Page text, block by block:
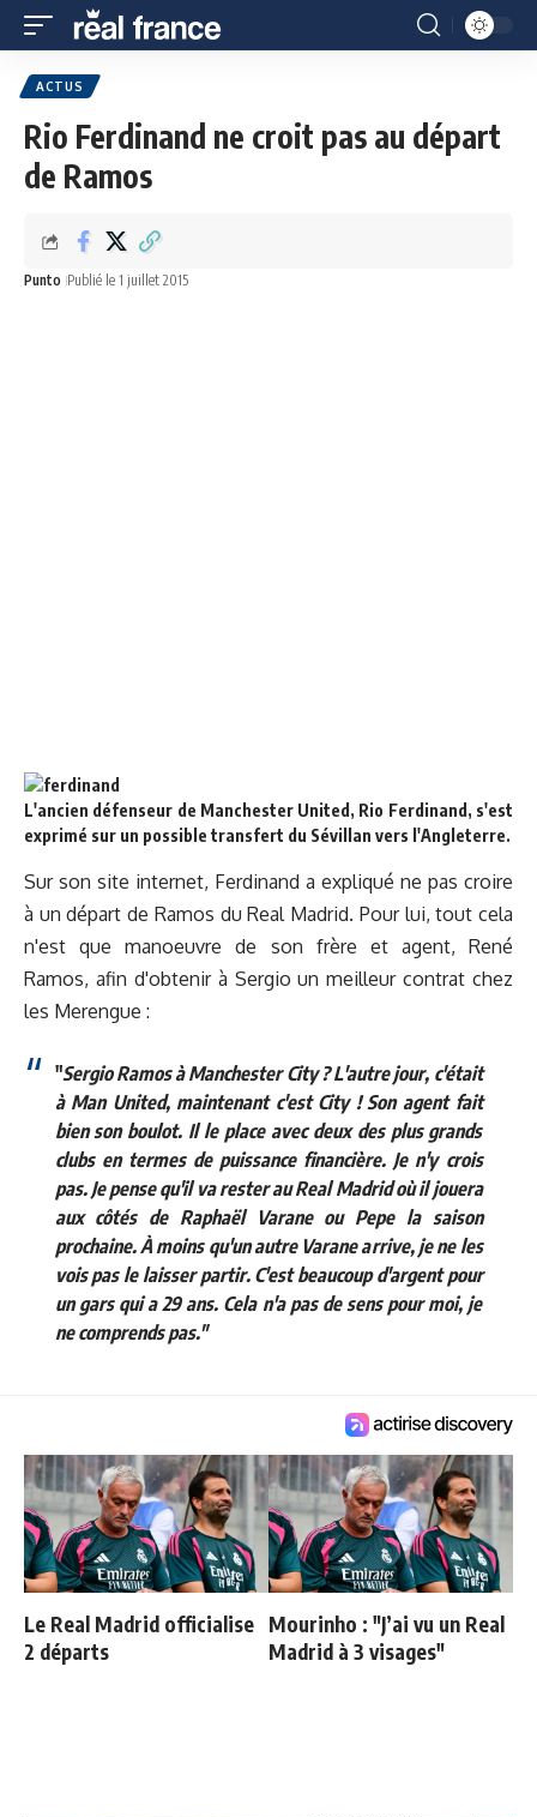
ACTUS
Rio Ferdinand ne croit pas au départ
de Ramos
Punto Publié le 1 juillet 2015
L'ancien défenseur de Manchester United, Rio Ferdinand, s'est
exprimé sur un possible transfert du Sévillan vers l'Angleterre.
Sur son site internet, Ferdinand a expliqué ne pas croire
à un départ de Ramos du Real Madrid. Pour lui, tout cela
n'est que manoeuvre de son frère et agent, René
Ramos, afin d'obtenir à Sergio un meilleur contrat chez
les Merengue :
"Sergio Ramos à Manchester City ? L'autre jour, c'était
à Man United, maintenant c'est City ! Son agent fait
bien son boulot. Il le place avec deux des plus grands
clubs en termes de puissance financière. Je n'y crois
pas. Je pense qu'il va rester au Real Madrid où il jouera
aux côtés de Raphaël Varane ou Pepe la saison
prochaine. À moins qu'un autre Varane arrive, je ne les
vois pas le laisser partir. C'est beaucoup d'argent pour
un gars qui a 29 ans. Cela n'a pas de sens pour moi, je
ne comprends pas."
Le Real Madrid officialise
2 départs
Mourinho : "J’ai vu un Real
Madrid à 3 visages"